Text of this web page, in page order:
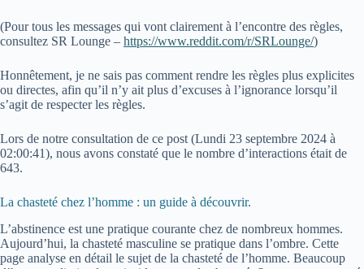
(Pour tous les messages qui vont clairement à l’encontre des règles,
consultez SR Lounge – https://www.reddit.com/r/SRLounge/)
Honnêtement, je ne sais pas comment rendre les règles plus explicites
ou directes, afin qu’il n’y ait plus d’excuses à l’ignorance lorsqu’il
s’agit de respecter les règles.
Lors de notre consultation de ce post (Lundi 23 septembre 2024 à
02:00:41), nous avons constaté que le nombre d’interactions était de
643.
La chasteté chez l’homme : un guide à découvrir.
L’abstinence est une pratique courante chez de nombreux hommes.
Aujourd’hui, la chasteté masculine se pratique dans l’ombre. Cette
page analyse en détail le sujet de la chasteté de l’homme. Beaucoup